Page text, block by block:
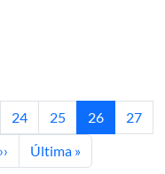
Page
24 Page
25 Current
26 Page
27
Next page
›› Last page
Última »